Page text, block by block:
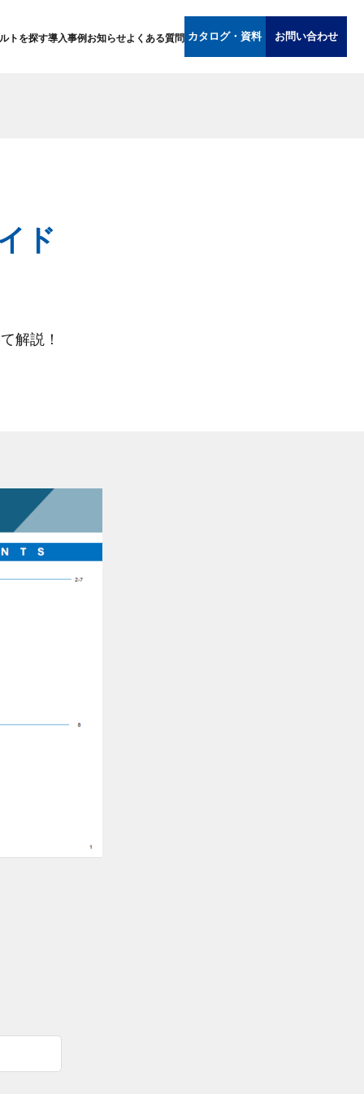
トを探す導入事例 お知らせよくある質問 カタログ・資料 お問い合わせ
ド
解説！